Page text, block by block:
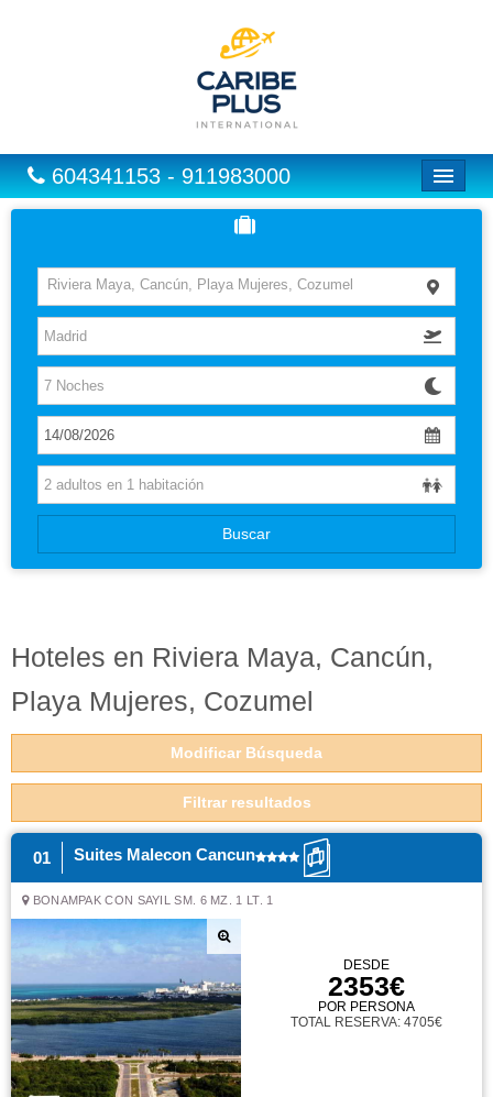
604341153 - 911983000
Vuelos
Hoteles
Excursiones
Vuelo + Hotel
Europa
Paquetes
Baleares
Riviera Maya, Cancún, Playa Mujeres, Cozumel
Buscar
Hoteles en Riviera Maya, Cancún,
Playa Mujeres, Cozumel
Modificar Búsqueda
Filtrar resultados
01 Suites Malecon Cancun
BONAMPAK CON SAYIL SM. 6 MZ. 1 LT. 1
DESDE
2353€
POR PERSONA
TOTAL RESERVA: 4705€